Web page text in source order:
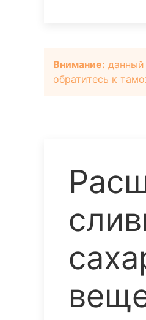
Внимание: данный
обратитесь к